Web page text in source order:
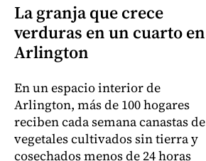
La granja que crece
verduras en un cuarto en
Arlington
En un espacio interior de
Arlington, más de 100 hogares
reciben cada semana canastas de
vegetales cultivados sin tierra y
cosechados menos de 24 horas